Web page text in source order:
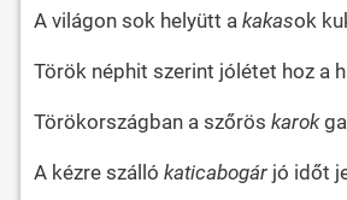
A világon sok helyütt a kakasok
Török néphit szerint jólétet hoz a
Törökországban a szőrös karok
A kézre szálló katicabogárjó időt